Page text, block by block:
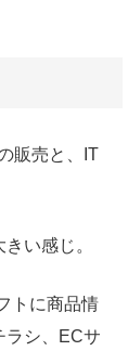
販売と、IT
い感じ。
トに商品情
ラシ、ECサ